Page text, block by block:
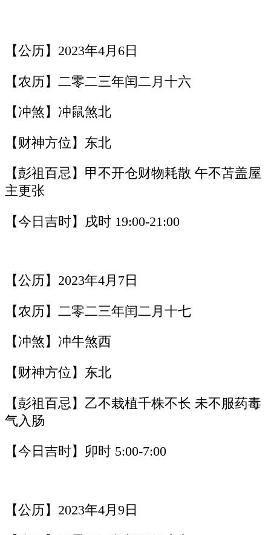
【公历】2023年4月6日
【农历】二零二三年闰二月十六
【冲煞】冲鼠煞北
【财神方位】东北
【彭祖百忌】甲不开仓财物耗散 午不苫盖屋
主更张
【今日吉时】戌时 19:00-21:00
【公历】2023年4月7日
【农历】二零二三年闰二月十七
【冲煞】冲牛煞西
【财神方位】东北
【彭祖百忌】乙不栽植千株不长 未不服药毒
气入肠
【今日吉时】卯时 5:00-7:00
【公历】2023年4月9日